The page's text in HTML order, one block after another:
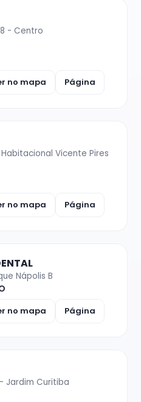
- Centro
no mapa Página
Habitacional Vicente Pires
no mapa Página
Nápolis B
no mapa Página
- Jardim Curitiba